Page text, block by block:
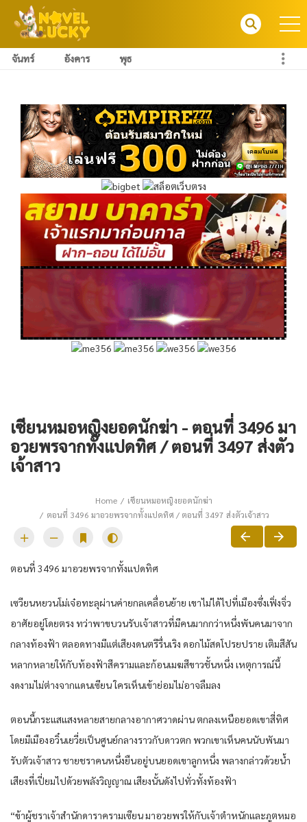
จันทร์ อังคาร พุธ
เซียนหมอหญิงยอดนักฆ่า - ตอนที่ 3496 มา
อวยพรจากทั้งแปดทิศ / ตอนที่ 3497 ส่งตัว
เจ้าสาว
Home
เซียนหมอหญิงยอดนักฆ่า
ตอนที่ 3496 มาอวยพรจากทั้งแปดทิศ / ตอนที่ 3497 ส่งตัวเจ้าสาว
ตอนที่​ 3496 มาอวยพร​จาก​ทั้ง​แปด​ทิศ​
เซวียน​หยวน​โม่เจ๋อ​ทะลุ​ผ่าน​ค่าย​กล​เคลื่อนย้าย​ เขา​ไม่ได้​ไปที่​เมือง​ซึ่งเฟิ่งจิ่ว​
อาศัย​อยู่​โดยตรง​ ทว่า​พา​ขบวน​รับ​เจ้าสาว​ที่​มีคน​มากกว่า​หนึ่ง​พัน​คน​มาจาก​
กลาง​ท้องฟ้า​ ตลอดทาง​มีแต่​เสียงดนตรี​รื่นเริง​ ดอกไม้สด​โปรยปราย​ เติม​สีสัน​
หลากหลาย​ให้​กับ​ท้องฟ้า​สีคราม​และ​ก้อน​เมฆสีขาว​ชั้นหนึ่ง​ เหตุการณ์​นี้​
งดงาม​ไม่ต่าง​จาก​แดน​เซียน​ ใคร​เห็น​เข้า​ย่อม​ไม่อาจ​ลืม​ลง​
ตอนนี้​กระแส​แสงหลาย​สาย​กลางอากาศ​วาด​ผ่าน​ ตกลง​เหนือ​ยอดเขา​สี่ทิศ​
โดย​มีเมือ​งอ​วิ๋นเยวี่ย​เป็น​ศูนย์กลาง​ราวกับ​ดาวตก​ พวกเขา​เห็น​คน​นับ​พัน​มา
รับ​ตัว​เจ้าสาว​ ชาย​ชรา​คน​หนึ่ง​ยืน​อยู่​บน​ยอดเขา​ลูก​หนึ่ง​ พลาง​กล่าว​ด้วย​น้ำ
เสียง​ที่​เปี่ยม​ไปด้วย​พลัง​วิญญาณ​ เสียง​นั้น​ดัง​ไปทั่ว​ทั้ง​ท้องฟ้า​
“ข้า​ผู้ชรา​เจ้าสำนัก​ดารา​คราม​เซียน​ มาอวยพร​ให้​กับ​เจ้าตำหนัก​และ​ภูต​หมอ​